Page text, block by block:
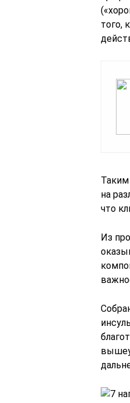
того,
на
что
Из